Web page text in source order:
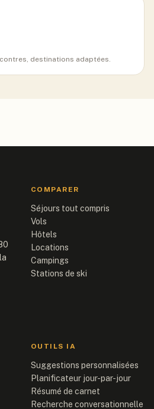
destinations adaptées.
COMPARER
Séjours tout compris
Vols
Hôtels
Locations
Campings
Stations de ski
OUTILS IA
Suggestions personnalisées
Planificateur jour-par-jour
Résumé de carnet
Recherche conversationnelle